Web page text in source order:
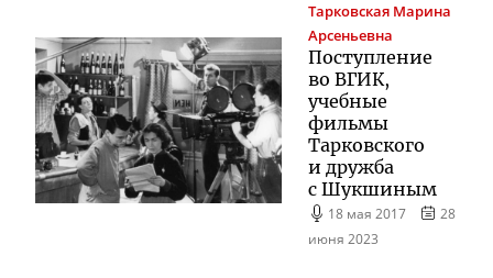
Тарковская Марина
Арсеньевна
Поступление
во ВГИК,
учебные
фильмы
Тарковского
и дружба
с Шукшиным
18 мая 2017
28
июня 2023